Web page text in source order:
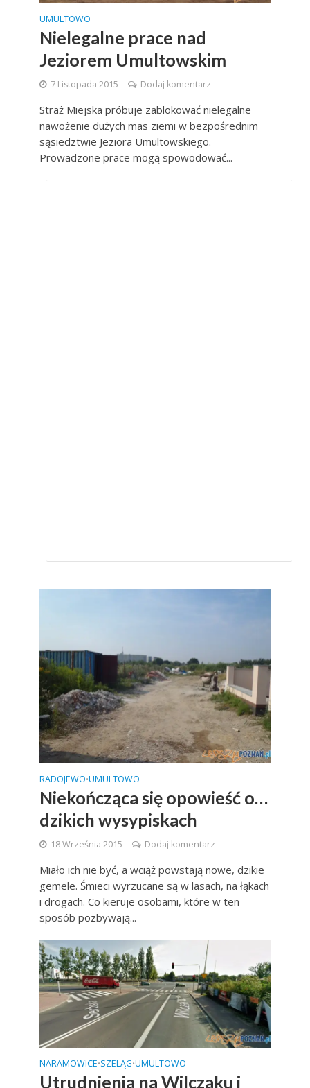
UMULTOWO
Nielegalne prace nad
Jeziorem Umultowskim
7 Listopada 2015 Dodaj komentarz
Straż Miejska próbuje zablokować nielegalne
nawożenie dużych mas ziemi w bezpośrednim
sąsiedztwie Jeziora Umultowskiego.
Prowadzone prace mogą spowodować...
RADOJEWO•UMULTOWO
Niekończąca się opowieść o…
dzikich wysypiskach
18 Września 2015 Dodaj komentarz
Miało ich nie być, a wciąż powstają nowe, dzikie
gemele. Śmieci wyrzucane są w lasach, na łąkach
i drogach. Co kieruje osobami, które w ten
sposób pozbywają...
NARAMOWICE•SZELĄG•UMULTOWO
Utrudnienia na Wilczaku i